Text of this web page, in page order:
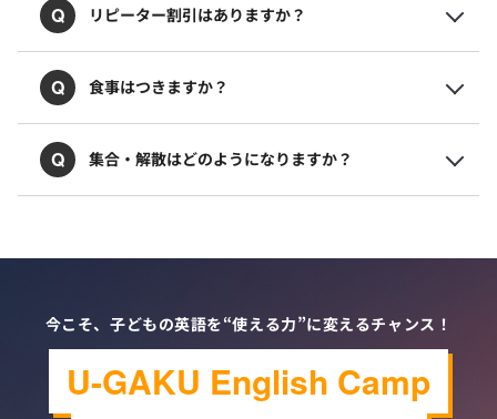
Q リピーター割引はありますか？
Q 食事はつきますか？
Q 集合・解散はどのようになりますか？
今こそ、子どもの英語を“使える力”に変えるチャンス！
U-GAKU English Camp